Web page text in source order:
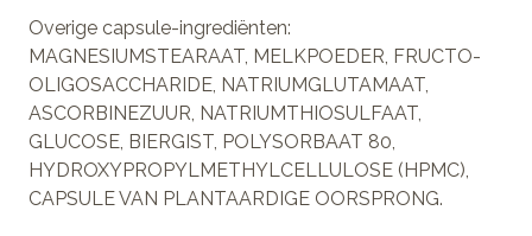
Overige capsule-ingrediënten:
MAGNESIUMSTEARAAT, MELKPOEDER, FRUCTO-
OLIGOSACCHARIDE, NATRIUMGLUTAMAAT,
ASCORBINEZUUR, NATRIUMTHIOSULFAAT,
GLUCOSE, BIERGIST, POLYSORBAAT 80,
HYDROXYPROPYLMETHYLCELLULOSE (HPMC),
CAPSULE VAN PLANTAARDIGE OORSPRONG.